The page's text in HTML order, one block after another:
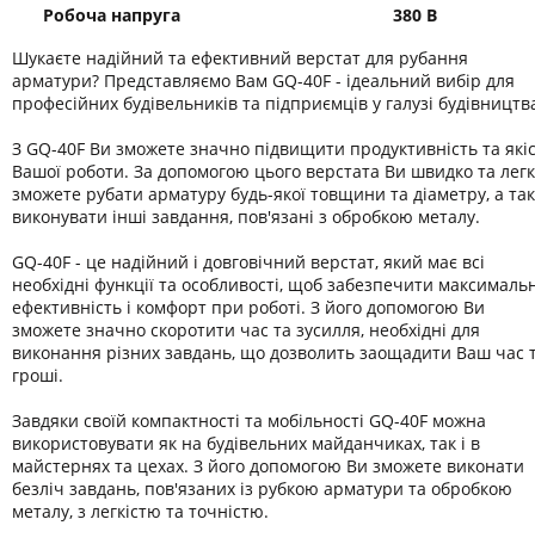
Робоча напруга
380 В
Шукаєте надійний та ефективний верстат для рубання
арматури? Представляємо Вам GQ-40F - ідеальний вибір для
професійних будівельників та підприємців у галузі
З GQ-40F Ви зможете значно підвищити продуктивність та
Вашої роботи. За допомогою цього верстата Ви швидко та
зможете рубати арматуру будь-якої товщини та діаметру, а
виконувати інші завдання, пов'язані з обробкою металу.
GQ-40F - це надійний і довговічний верстат, який має всі
необхідні функції та особливості, щоб забезпечити
ефективність і комфорт при роботі. З його допомогою Ви
зможете значно скоротити час та зусилля, необхідні для
виконання різних завдань, що дозволить заощадити Ваш час
гроші.
Завдяки своїй компактності та мобільності GQ-40F можна
використовувати як на будівельних майданчиках, так і в
майстернях та цехах. З його допомогою Ви зможете виконати
безліч завдань, пов'язаних із рубкою арматури та обробкою
металу, з легкістю та точністю.